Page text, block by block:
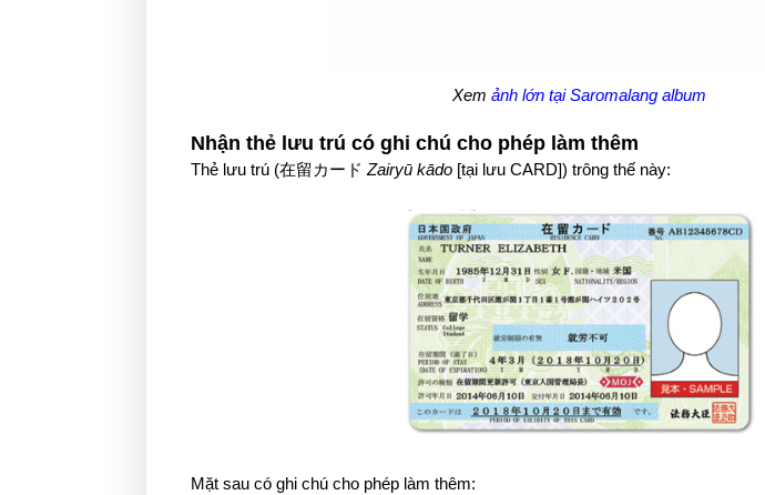
Xem ảnh lớn tại Saromalang album
Nhận thẻ lưu trú có ghi chú cho phép làm thêm
Thẻ lưu trú (在留カードZairyū kādo [tại lưu CARD]) trông thế này:
Mặt sau có ghi chú cho phép làm thêm: